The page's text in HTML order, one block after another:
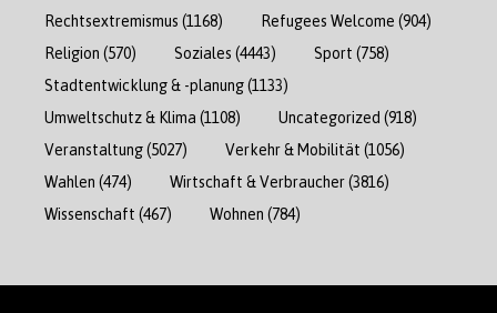
Rechtsextremismus (1168) Refugees Welcome (904)
Religion (570) Soziales (4443) Sport (758)
Stadtentwicklung & -planung(1133)
Umweltschutz & Klima (1108) Uncategorized (918)
Veranstaltung(5027) Verkehr & Mobilität (1056)
Wahlen (474) Wirtschaft & Verbraucher(3816)
Wissenschaft (467) Wohnen (784)